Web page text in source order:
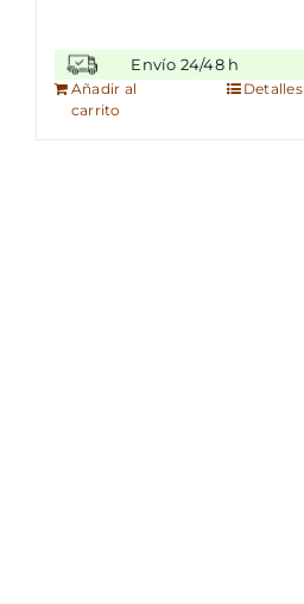
era:
145,00 €.
es:
88,00 €.
Envío 24/48 h
Añadir al
carrito
Detalles